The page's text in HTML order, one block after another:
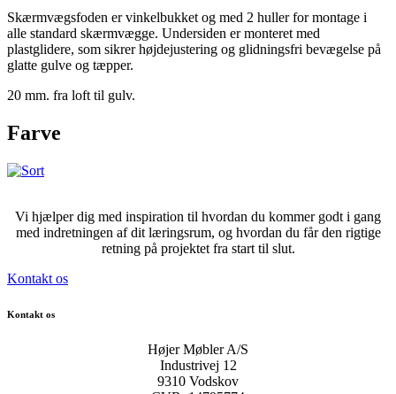
Skærmvægsfoden er vinkelbukket og med 2 huller for montage i
alle standard skærmvægge. Undersiden er monteret med
plastglidere, som sikrer højdejustering og glidningsfri bevægelse på
glatte gulve og tæpper.
20 mm. fra loft til gulv.
Farve
Vi hjælper dig med inspiration til hvordan du kommer godt i gang
med indretningen af dit læringsrum, og hvordan du får den rigtige
retning på projektet fra start til slut.
Kontakt os
Kontakt os
Højer Møbler A/S
Industrivej 12
9310 Vodskov